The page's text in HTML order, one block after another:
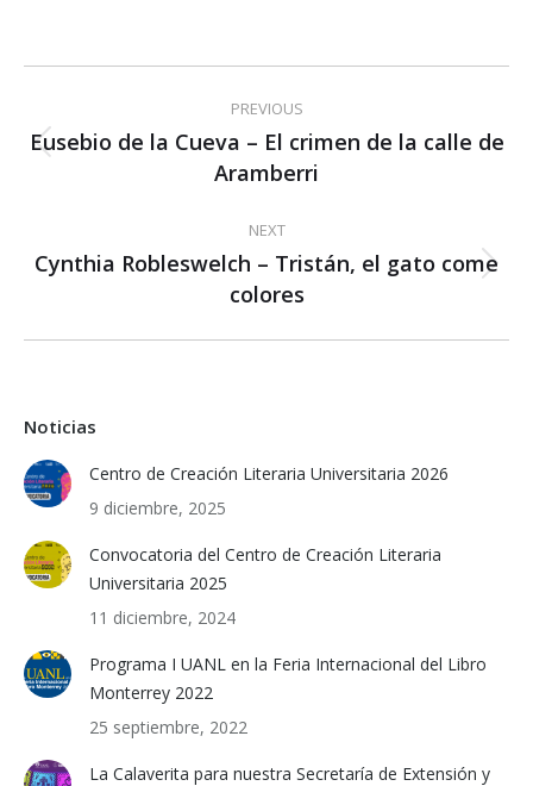
navigation
PREVIOUS
Previous
post:
Eusebio de la Cueva – El crimen de la calle de
Aramberri
NEXT
Next
post:
Cynthia Robleswelch – Tristán, el gato come
colores
Noticias
Centro de Creación Literaria Universitaria 2026
9 diciembre, 2025
Convocatoria del Centro de Creación Literaria
Universitaria 2025
11 diciembre, 2024
Programa I UANL en la Feria Internacional del Libro
Monterrey 2022
25 septiembre, 2022
La Calaverita para nuestra Secretaría de Extensión y